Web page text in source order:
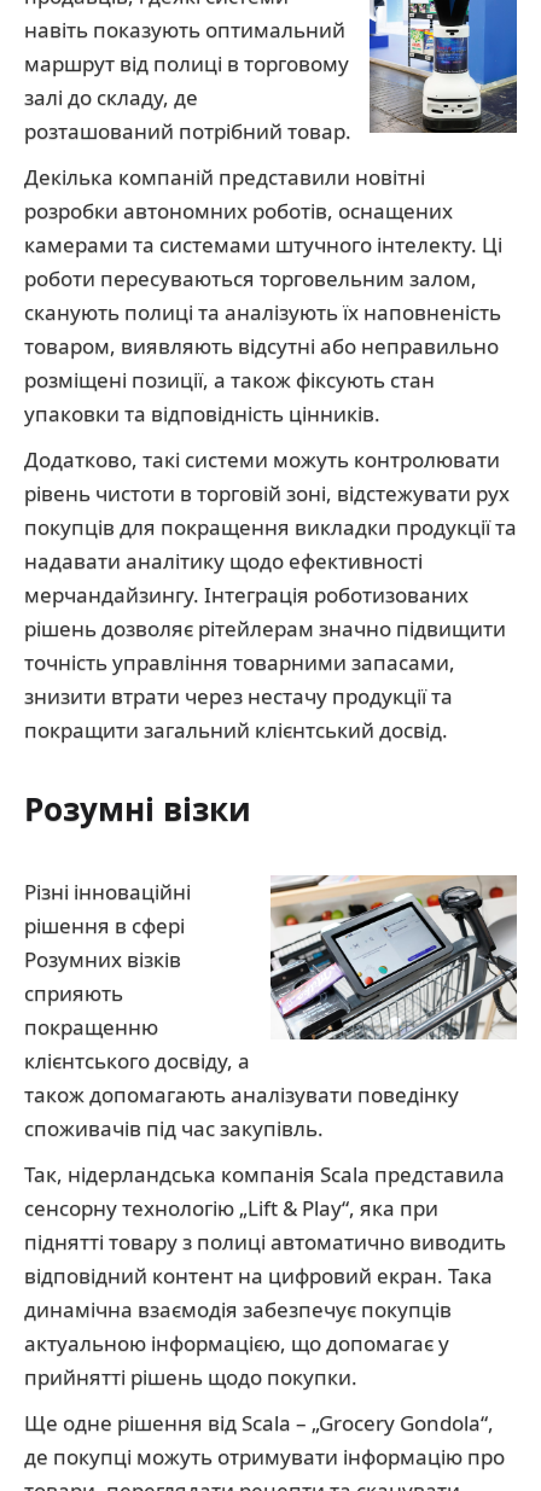
навіть показують оптимальний
маршрут від полиці в торговому
залі до складу, де
розташований потрібний товар.
Декілька компаній представили новітні
розробки автономних роботів, оснащених
камерами та системами штучного інтелекту. Ці
роботи пересуваються торговельним залом,
сканують полиці та аналізують їх наповненість
товаром, виявляють відсутні або неправильно
розміщені позиції, а також фіксують стан
упаковки та відповідність цінників.
Додатково, такі системи можуть контролювати
рівень чистоти в торговій зоні, відстежувати рух
покупців для покращення викладки продукції та
надавати аналітику щодо ефективності
мерчандайзингу. Інтеграція роботизованих
рішень дозволяє рітейлерам значно підвищити
точність управління товарними запасами,
знизити втрати через нестачу продукції та
покращити загальний клієнтський досвід.
Розумні візки
Різні інноваційні
рішення в сфері
Розумних візків
сприяють
покращенню
клієнтського досвіду, а
також допомагають аналізувати поведінку
споживачів під час закупівль.
Так, нідерландська компанія Scala представила
сенсорну технологію „Lift & Play“, яка при
піднятті товару з полиці автоматично виводить
відповідний контент на цифровий екран. Така
динамічна взаємодія забезпечує покупців
актуальною інформацією, що допомагає у
прийнятті рішень щодо покупки.
Ще одне рішення від Scala – „Grocery Gondola“,
де покупці можуть отримувати інформацію про